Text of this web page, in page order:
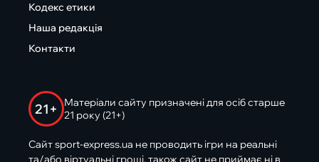
Кодекс етики
Наша редакція
Контакти
21+
Матеріали сайту призначені для осіб старше
21 року (21+)
Сайт sport-express.ua не проводить ігри на реальні
та/або віртуальні гроші, також сайт не приймає ні в